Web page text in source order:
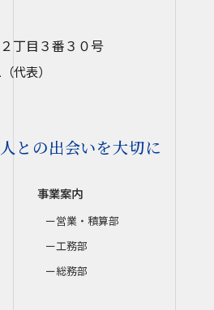
丁目３番３０号
（代表）
との出会いを大切に
事業案内
営業・積算部
工務部
総務部